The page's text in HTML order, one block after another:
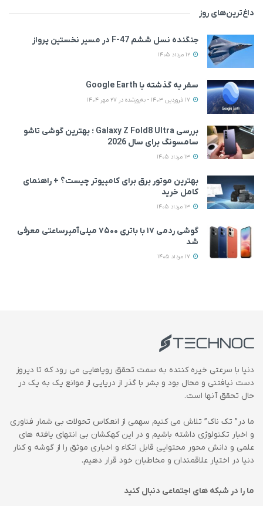
داغ‌ترین‌های روز
جنگنده نسل ششم F-47 در مسیر نخستین پرواز
سفر به گذشته با Google Earth
بررسی Galaxy Z Fold8 Ultra ؛ بهترین گوشی تاشو
سامسونگ برای سال 2026
بهترین موتور برق برای کامپیوتر چیست؟ + راهنمای
کامل خرید
گوشی ردمی ۱۷ با باتری ۷۵۰۰ میلی‌آمپرساعتی معرفی
شد
دنیا با سرعتی خیره کننده به سمت تحقق رویاهایی می رود که تا دیروز
دست نیافتنی و محال بود و بشر با گذر از دریایی از موانع یک به یک در
حال تحقق آنها است.
ما در” تک ناک” تلاش می کنیم سهمی از انعکاس تحولات بی شمار فناوری
و اخبار تکنولوژی داشته باشیم و در این کهکشان بی انتهای یافته های
علمی و دانش محور محتوایی قابل اتکاء و اخباری موثق را از گوشه و کنار
دنیا در اختیار علاقمندان و مخاطبان خود قرار دهیم.
ما را در شبکه های اجتماعی دنبال کنید